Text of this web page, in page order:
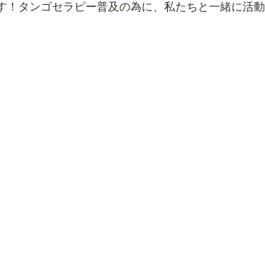
タンゴセラピー普及の為に、私たちと一緒に活動